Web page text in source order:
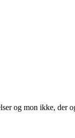
og mon ikke, der